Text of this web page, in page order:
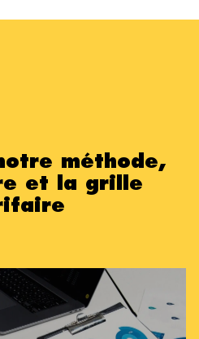
méthode,
et la grille